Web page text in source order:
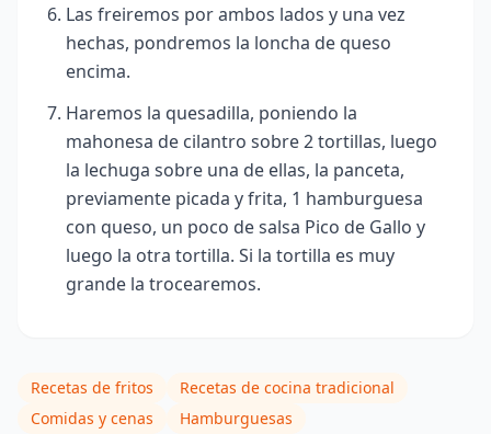
Las freiremos por ambos lados y una vez
hechas, pondremos la loncha de queso
encima.
Haremos la quesadilla, poniendo la
mahonesa de cilantro sobre 2 tortillas, luego
la lechuga sobre una de ellas, la panceta,
previamente picada y frita, 1 hamburguesa
con queso, un poco de salsa Pico de Gallo y
luego la otra tortilla. Si la tortilla es muy
grande la trocearemos.
Recetas de fritos
Recetas de cocina tradicional
Comidas y cenas
Hamburguesas